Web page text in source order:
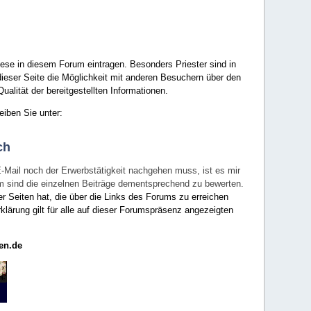
in diesem Forum eintragen. Besonders Priester sind in
Seite die Möglichkeit mit anderen Besuchern über den
der bereitgestellten Informationen.
Sie unter:
noch der Erwerbstätigkeit nachgehen muss, ist es mir
die einzelnen Beiträge dementsprechend zu bewerten.
Seiten hat, die über die Links des Forums zu erreichen
gilt für alle auf dieser Forumspräsenz angezeigten